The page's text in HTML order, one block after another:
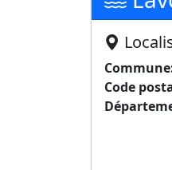
Code